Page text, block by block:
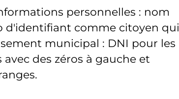
personnelles : nom
d'identifiant comme citoyen qui
municipal : DNI pour les
des zéros à gauche et